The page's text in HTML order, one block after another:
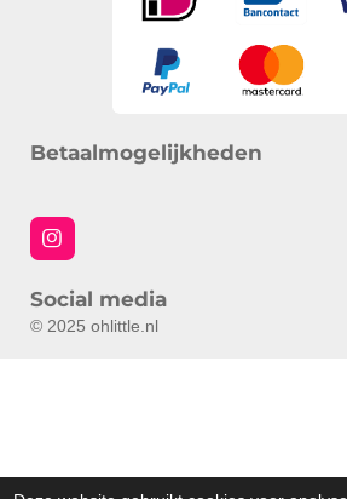
Betaalmogelijkheden
I
n
t
a
Social media
© 2025 ohlittle.nl